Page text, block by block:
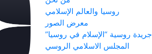
روسيا والعالم الإسلامي
معرض الصور
جريدة روسية “الإسلام في روسيا”
المجلس الاسلامي الروسي